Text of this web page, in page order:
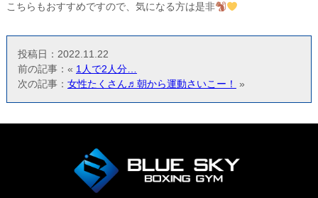
こちらもおすすめですので、気になる方は是非
投稿日：2022.11.22
前の記事：« 1人で2人分…
次の記事： 女性たくさん♬朝から運動さいこー！ »